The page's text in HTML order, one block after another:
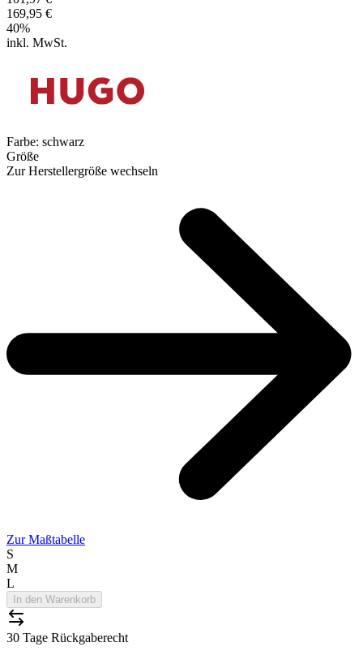
169,95 €
40%
inkl. MwSt.
Farbe: schwarz
Größe
Zur Herstellergröße wechseln
Zur Maßtabelle
S
M
L
In den Warenkorb
30 Tage Rückgaberecht